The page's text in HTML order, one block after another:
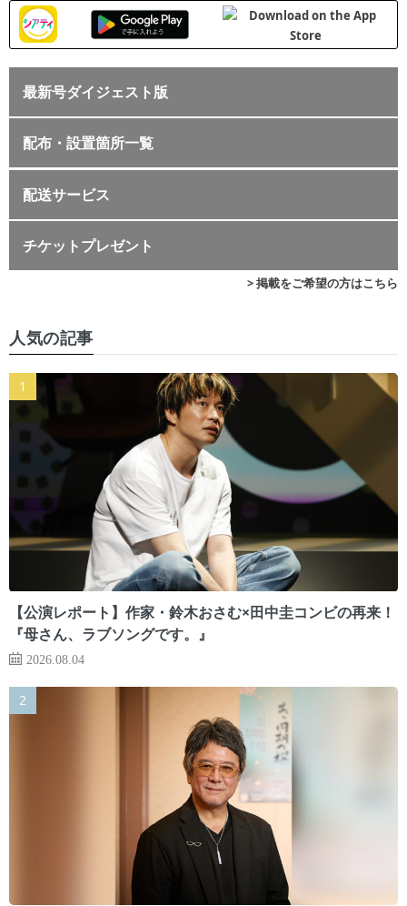
最新号ダイジェスト版
配布・設置箇所一覧
配送サービス
チケットプレゼント
> 掲載をご希望の方はこちら
人気の記事
【公演レポート】作家・鈴木おさむ×田中圭コンビの再来！
『母さん、ラブソングです。』
2026.08.04